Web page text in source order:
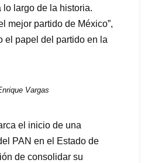
lo largo de la historia.
mejor partido de México”,
el papel del partido en la
Vargas
el inicio de una
PAN en el Estado de
de consolidar su